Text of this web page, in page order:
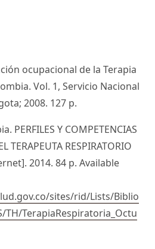
ocupacional de la Terapia
Vol. 1, Servicio Nacional
2008. 127 p.
PERFILES Y COMPETENCIAS
TERAPEUTA RESPIRATORIO
2014. 84 p. Available
sites/rid/Lists/Biblio
TH/TerapiaRespiratoria_Octu